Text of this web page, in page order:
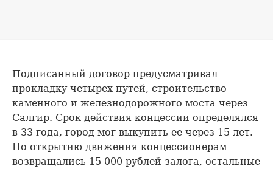
Подписанный договор предусматривал
прокладку четырех путей, строительство
каменного и железнодорожного моста через
Салгир. Срок действия концессии определялся
в 33 года, город мог выкупить ее через 15 лет.
По открытию движения концессионерам
возвращались 15 000 рублей залога, остальные